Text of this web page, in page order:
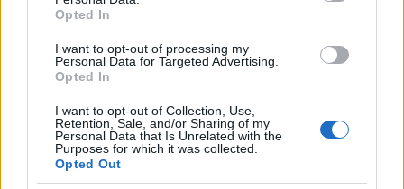
Opted In
I want to opt-out of processing my
Personal Data for Targeted Advertising.
Opted In
I want to opt-out of Collection, Use,
Retention, Sale, and/or Sharing of my
Personal Data that Is Unrelated with the
Purposes for which it was collected.
Opted Out
Come abbinare i pantaloni Capri con le kitten heels:
consigli e ispirazioni
Camilla Fiore · 6 Ago 2026